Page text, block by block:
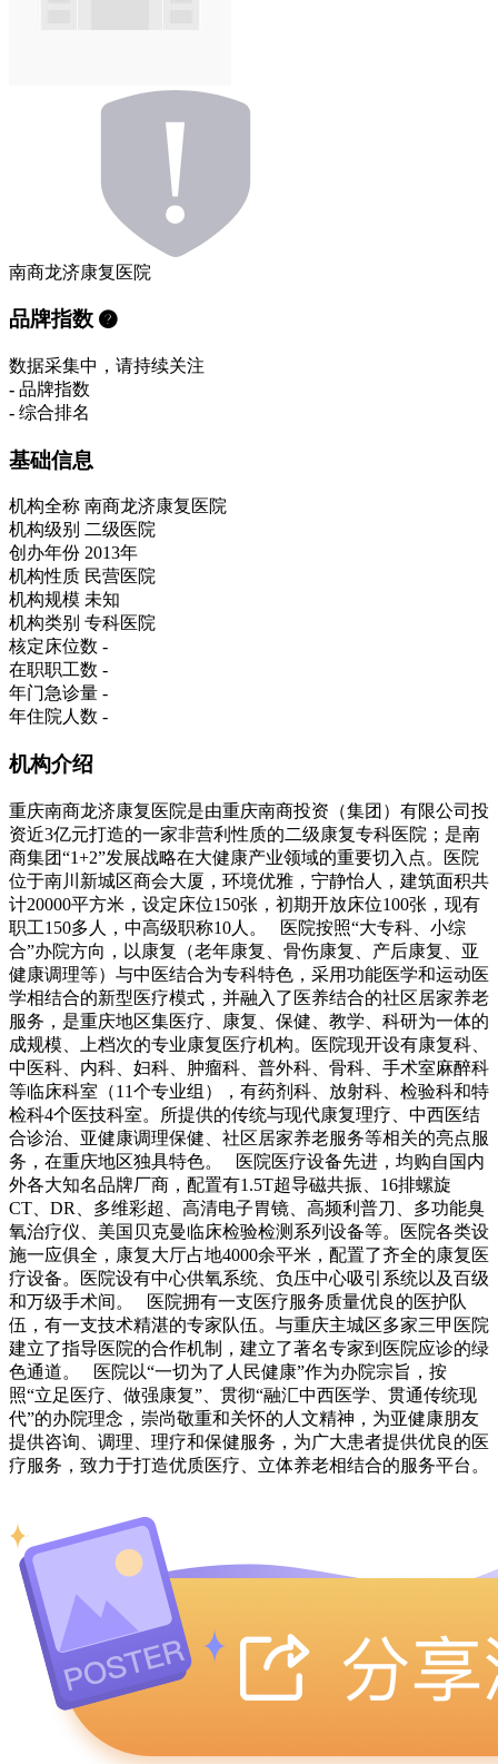
南商龙济康复医院
品牌指数
数据采集中，请持续关注
- 品牌指数
- 综合排名
基础信息
机构全称 南商龙济康复医院
机构级别 二级医院
创办年份 2013年
机构性质 民营医院
机构规模 未知
机构类别 专科医院
核定床位数 -
在职职工数 -
年门急诊量 -
年住院人数 -
机构介绍
重庆南商龙济康复医院是由重庆南商投资（集团）有限公司投
资近3亿元打造的一家非营利性质的二级康复专科医院；是南
商集团“1+2”发展战略在大健康产业领域的重要切入点。医院
位于南川新城区商会大厦，环境优雅，宁静怡人，建筑面积共
计20000平方米，设定床位150张，初期开放床位100张，现有
职工150多人，中高级职称10人。 医院按照“大专科、小综
合”办院方向，以康复（老年康复、骨伤康复、产后康复、亚
健康调理等）与中医结合为专科特色，采用功能医学和运动医
学相结合的新型医疗模式，并融入了医养结合的社区居家养老
服务，是重庆地区集医疗、康复、保健、教学、科研为一体的
成规模、上档次的专业康复医疗机构。医院现开设有康复科、
中医科、内科、妇科、肿瘤科、普外科、骨科、手术室麻醉科
等临床科室（11个专业组），有药剂科、放射科、检验科和特
检科4个医技科室。所提供的传统与现代康复理疗、中西医结
合诊治、亚健康调理保健、社区居家养老服务等相关的亮点服
务，在重庆地区独具特色。 医院医疗设备先进，均购自国内
外各大知名品牌厂商，配置有1.5T超导磁共振、16排螺旋
CT、DR、多维彩超、高清电子胃镜、高频利普刀、多功能臭
氧治疗仪、美国贝克曼临床检验检测系列设备等。医院各类设
施一应俱全，康复大厅占地4000余平米，配置了齐全的康复医
疗设备。医院设有中心供氧系统、负压中心吸引系统以及百级
和万级手术间。 医院拥有一支医疗服务质量优良的医护队
伍，有一支技术精湛的专家队伍。与重庆主城区多家三甲医院
建立了指导医院的合作机制，建立了著名专家到医院应诊的绿
色通道。 医院以“一切为了人民健康”作为办院宗旨，按
照“立足医疗、做强康复”、贯彻“融汇中西医学、贯通传统现
代”的办院理念，崇尚敬重和关怀的人文精神，为亚健康朋友
提供咨询、调理、理疗和保健服务，为广大患者提供优良的医
疗服务，致力于打造优质医疗、立体养老相结合的服务平台。